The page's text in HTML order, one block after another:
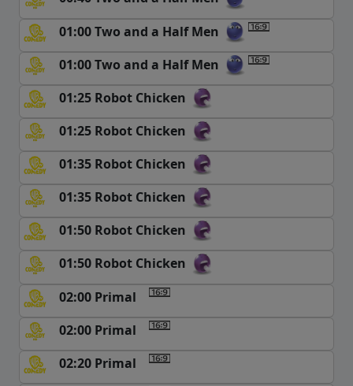
01:00 Two and a Half Men
01:00 Two and a Half Men
01:25 Robot Chicken
01:25 Robot Chicken
01:35 Robot Chicken
01:35 Robot Chicken
01:50 Robot Chicken
01:50 Robot Chicken
02:00 Primal
02:00 Primal
02:20 Primal